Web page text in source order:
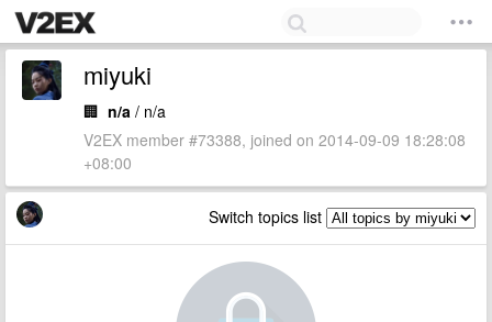
miyuki
🏢 n/a / n/a
V2EX member #73388, joined on 2014-09-09 18:28:08
+08:00
Switch topics list